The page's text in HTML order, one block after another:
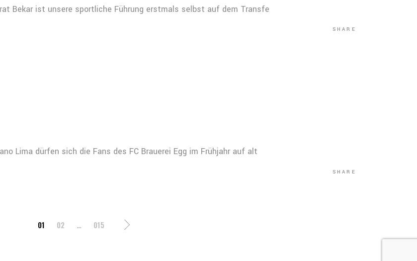
Bekar ist unsere sportliche Führung erstmals selbst auf dem Transfe
SHARE
Lima dürfen sich die Fans des FC Brauerei Egg im Frühjahr auf alt
SHARE
01 02 … 015